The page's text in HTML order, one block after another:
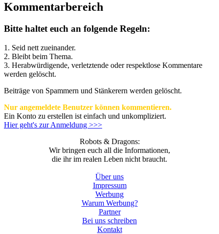
Kommentarbereich
Bitte haltet euch an folgende Regeln:
1. Seid nett zueinander.
2. Bleibt beim Thema.
3. Herabwürdigende, verletztende oder respektlose Kommentare
werden gelöscht.
Beiträge von Spammern und Stänkerern werden gelöscht.
Nur angemeldete Benutzer können kommentieren.
Ein Konto zu erstellen ist einfach und unkompliziert.
Hier geht's zur Anmeldung >>>
Robots & Dragons:
Wir bringen euch all die Informationen,
die ihr im realen Leben nicht braucht.
Über uns
Impressum
Werbung
Warum Werbung?
Partner
Bei uns schreiben
Kontakt